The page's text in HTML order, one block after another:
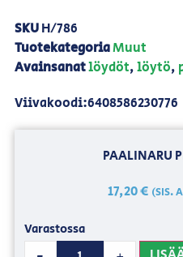
SKUH/786
TuotekategoriaMuut
Avainsanatlöydöt,löytö,
Viivakoodi:6408586230776
PAALINARU
17,20€ (SIS.
Varastossa